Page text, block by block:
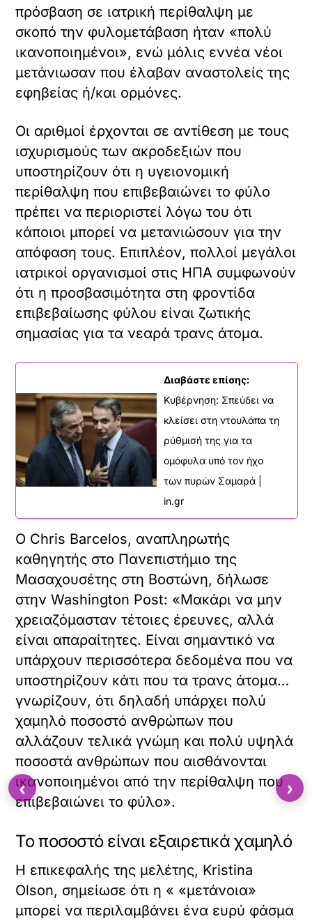
πρόσβαση σε ιατρική περίθαλψη με
σκοπό την φυλομετάβαση ήταν «πολύ
ικανοποιημένοι», ενώ μόλις εννέα νέοι
μετάνιωσαν που έλαβαν αναστολείς της
εφηβείας ή/και ορμόνες.
Οι αριθμοί έρχονται σε αντίθεση με τους
ισχυρισμούς των ακροδεξιών που
υποστηρίζουν ότι η υγειονομική
περίθαλψη που επιβεβαιώνει το φύλο
πρέπει να περιοριστεί λόγω του ότι
κάποιοι μπορεί να μετανιώσουν για την
απόφαση τους. Επιπλέον, πολλοί μεγάλοι
ιατρικοί οργανισμοί στις ΗΠΑ συμφωνούν
ότι η προσβασιμότητα στη φροντίδα
επιβεβαίωσης φύλου είναι ζωτικής
σημασίας για τα νεαρά τρανς άτομα.
Διαβάστε επίσης:
Κυβέρνηση: Σπεύδει να
κλείσει στη ντουλάπα τη
ρύθμισή της για τα
ομόφυλα υπό τον ήχο
των πυρών Σαμαρά |
in.gr
Ο Chris Barcelos, αναπληρωτής
καθηγητής στο Πανεπιστήμιο της
Μασαχουσέτης στη Βοστώνη, δήλωσε
στην Washington Post: «Μακάρι να μην
χρειαζόμασταν τέτοιες έρευνες, αλλά
είναι απαραίτητες. Είναι σημαντικό να
υπάρχουν περισσότερα δεδομένα που να
υποστηρίζουν κάτι που τα τρανς άτομα…
γνωρίζουν, ότι δηλαδή υπάρχει πολύ
χαμηλό ποσοστό ανθρώπων που
αλλάζουν τελικά γνώμη και πολύ υψηλά
ποσοστά ανθρώπων που αισθάνονται
ικανοποιημένοι από την περίθαλψη που
επιβεβαιώνει το φύλο».
Το ποσοστό είναι εξαιρετικά χαμηλό
Η επικεφαλής της μελέτης, Kristina
Olson, σημείωσε ότι η « «μετάνοια»
μπορεί να περιλαμβάνει ένα ευρύ φάσμα
‹ ›